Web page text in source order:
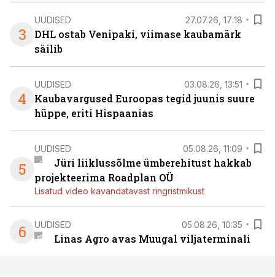
3
UUDISED 27.07.26, 17:18
DHL ostab Venipaki, viimase kaubamärk
säilib
4
UUDISED 03.08.26, 13:51
Kaubavargused Euroopas tegid juunis suure
hüppe, eriti Hispaanias
5
UUDISED 05.08.26, 11:09
Jüri liiklussõlme ümberehitust hakkab
projekteerima Roadplan OÜ
Lisatud video kavandatavast ringristmikust
6 UUDISED 05.08.26, 10:35
Linas Agro avas Muugal viljaterminali